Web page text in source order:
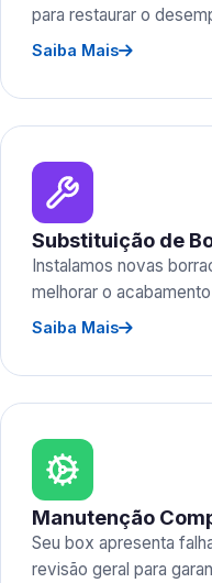
para restaurar o
Saiba Mais
Substituição de
Instalamos novas
melhorar o
Saiba Mais
Manutenção
Seu box apresenta
revisão geral para